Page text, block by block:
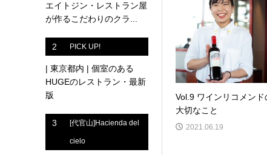
Vol.9 ワインリコメンド
大切なこと
2021.06.19
エイトジン・レストラン屋
が作るこだわりのクラ...
2 PICK UP!
| 東京都内 | 個室のある
HUGEのレストラン・最新
版
3 [代官山]Hacienda del
cielo